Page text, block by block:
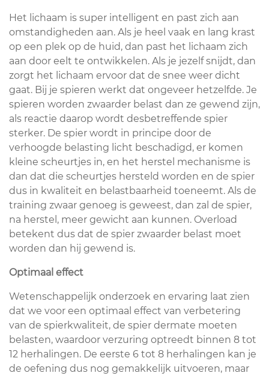
Het lichaam is super intelligent en past zich aan
omstandigheden aan. Als je heel vaak en lang krast
op een plek op de huid, dan past het lichaam zich
aan door eelt te ontwikkelen. Als je jezelf snijdt, dan
zorgt het lichaam ervoor dat de snee weer dicht
gaat. Bij je spieren werkt dat ongeveer hetzelfde. Je
spieren worden zwaarder belast dan ze gewend zijn,
als reactie daarop wordt desbetreffende spier
sterker. De spier wordt in principe door de
verhoogde belasting licht beschadigd, er komen
kleine scheurtjes in, en het herstel mechanisme is
dan dat die scheurtjes hersteld worden en de spier
dus in kwaliteit en belastbaarheid toeneemt. Als de
training zwaar genoeg is geweest, dan zal de spier,
na herstel, meer gewicht aan kunnen. Overload
betekent dus dat de spier zwaarder belast moet
worden dan hij gewend is.
Optimaal effect
Wetenschappelijk onderzoek en ervaring laat zien
dat we voor een optimaal effect van verbetering
van de spierkwaliteit, de spier dermate moeten
belasten, waardoor verzuring optreedt binnen 8 tot
12 herhalingen. De eerste 6 tot 8 herhalingen kan je
de oefening dus nog gemakkelijk uitvoeren, maar